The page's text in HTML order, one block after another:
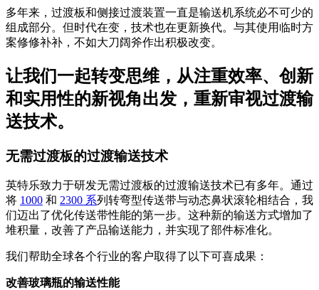
多年来，过渡板和侧接过渡装置一直是输送机系统必不可少的
组成部分。但时代在变，技术也在更新换代。与其使用临时方
案修修补补，不如大刀阔斧作出积极改变。
让我们一起转变思维，从注重效率、创新
和实用性的新视角出发，重新审视过渡输
送技术。
无需过渡板的过渡输送技术
英特乐致力于研发无需过渡板的过渡输送技术已有多年。通过
将 1000 和 2300 系列转弯型传送带与动态鼻状滚轮相结合，我
们迈出了优化传送带性能的第一步。这种新的输送方式增加了
堆积量，改善了产品输送能力，并实现了部件标准化。
我们帮助全球各个行业的客户取得了以下可喜成果：
改善玻璃瓶的输送性能